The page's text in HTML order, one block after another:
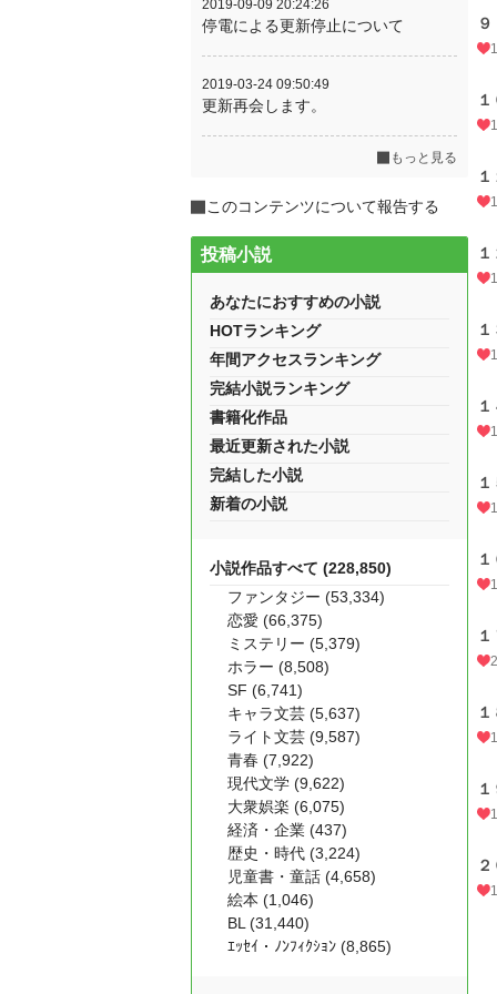
９
1
１
1
１
1
１
1
１
1
１
1
１
1
１
1
１
2
１
1
１
1
２
1
2019-09-09 20:24:26
停電による更新停止について
2019-03-24 09:50:49
更新再会します。
もっと見る
このコンテンツについて報告する
投稿小説
あなたにおすすめの小説
HOTランキング
年間アクセスランキング
完結小説ランキング
書籍化作品
最近更新された小説
完結した小説
新着の小説
小説作品すべて (228,850)
ファンタジー (53,334)
恋愛 (66,375)
ミステリー (5,379)
ホラー (8,508)
SF (6,741)
キャラ文芸 (5,637)
ライト文芸 (9,587)
青春 (7,922)
現代文学 (9,622)
大衆娯楽 (6,075)
経済・企業 (437)
歴史・時代 (3,224)
児童書・童話 (4,658)
絵本 (1,046)
BL (31,440)
ｴｯｾｲ・ﾉﾝﾌｨｸｼｮﾝ (8,865)